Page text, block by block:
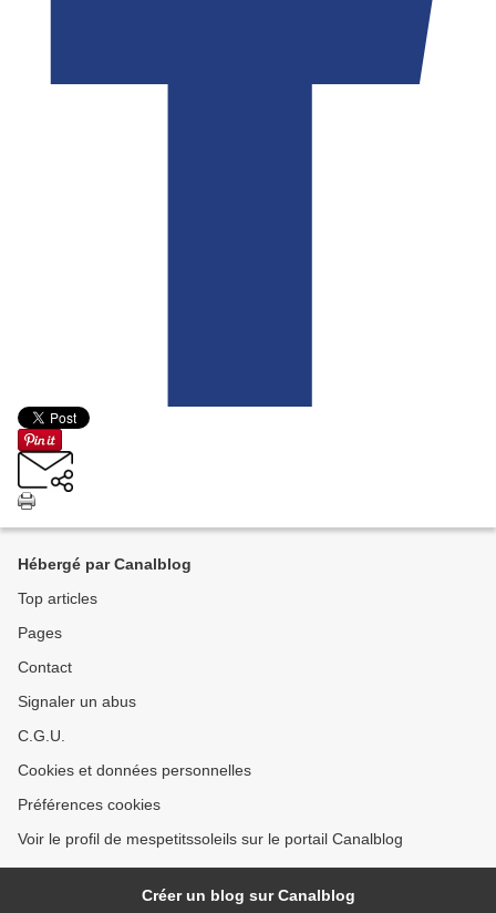
Hébergé par Canalblog
Top articles
Pages
Contact
Signaler un abus
C.G.U.
Cookies et données personnelles
Préférences cookies
Voir le profil de mespetitssoleils sur le portail Canalblog
Créer un blog sur Canalblog